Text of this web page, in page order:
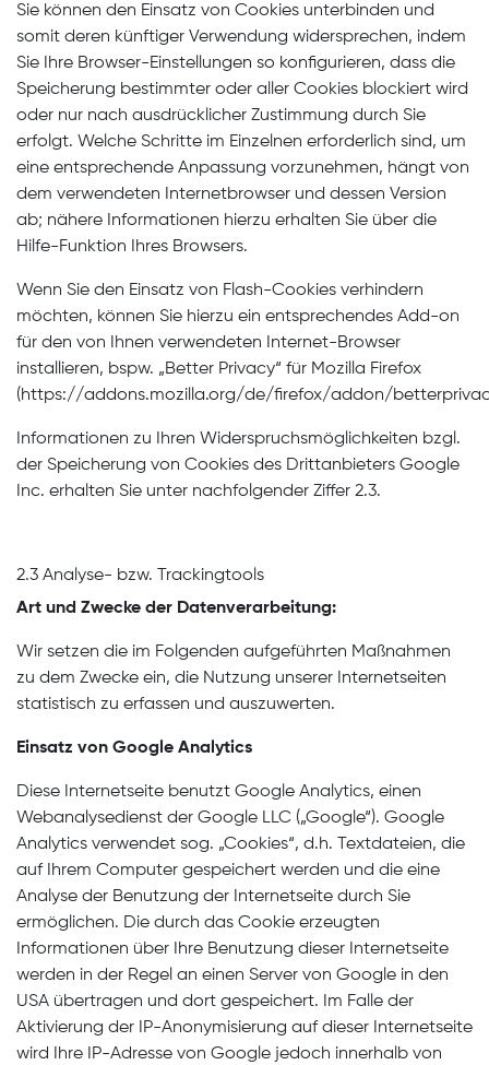
Sie können den Einsatz von Cookies unterbinden und
somit deren künftiger Verwendung widersprechen, indem
Sie Ihre Browser-Einstellungen so konfigurieren, dass die
Speicherung bestimmter oder aller Cookies blockiert wird
oder nur nach ausdrücklicher Zustimmung durch Sie
erfolgt. Welche Schritte im Einzelnen erforderlich sind, um
eine entsprechende Anpassung vorzunehmen, hängt von
dem verwendeten Internetbrowser und dessen Version
ab; nähere Informationen hierzu erhalten Sie über die
Hilfe-Funktion Ihres Browsers.
Wenn Sie den Einsatz von Flash-Cookies verhindern
möchten, können Sie hierzu ein entsprechendes Add-on
für den von Ihnen verwendeten Internet-Browser
installieren, bspw. „Better Privacy“ für Mozilla Firefox
(https://addons.mozilla.org/de/firefox/addon/
Informationen zu Ihren Widerspruchsmöglichkeiten bzgl.
der Speicherung von Cookies des Drittanbieters Google
Inc. erhalten Sie unter nachfolgender Ziffer 2.3.
2.3 Analyse- bzw. Trackingtools
Art und Zwecke der Datenverarbeitung:
Wir setzen die im Folgenden aufgeführten Maßnahmen
zu dem Zwecke ein, die Nutzung unserer Internetseiten
statistisch zu erfassen und auszuwerten.
Einsatz von Google Analytics
Diese Internetseite benutzt Google Analytics, einen
Webanalysedienst der Google LLC („Google“). Google
Analytics verwendet sog. „Cookies“, d.h. Textdateien, die
auf Ihrem Computer gespeichert werden und die eine
Analyse der Benutzung der Internetseite durch Sie
ermöglichen. Die durch das Cookie erzeugten
Informationen über Ihre Benutzung dieser Internetseite
werden in der Regel an einen Server von Google in den
USA übertragen und dort gespeichert. Im Falle der
Aktivierung der IP-Anonymisierung auf dieser Internetseite
wird Ihre IP-Adresse von Google jedoch innerhalb von